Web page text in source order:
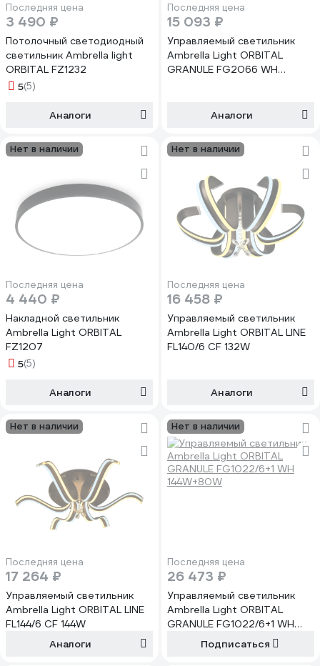
Последняя цена
3 490 ₽
Потолочный светодиодный
светильник Ambrella light
ORBITAL FZ1232
5(5)
Аналоги
Последняя цена
15 093 ₽
Управляемый светильник
Ambrella Light ORBITAL
GRANULE FG2066 WH
Аналоги
Нет в наличии
Последняя цена
4 440 ₽
Накладной светильник
Ambrella Light ORBITAL
FZ1207
5(5)
Аналоги
Нет в наличии
Последняя цена
16 458 ₽
Управляемый светильник
Ambrella Light ORBITAL LINE
FL140/6 CF 132W
Аналоги
Нет в наличии
Последняя цена
17 264 ₽
Управляемый светильник
Ambrella Light ORBITAL LINE
FL144/6 CF 144W
Аналоги
Нет в наличии
Последняя цена
26 473 ₽
Управляемый светильник
Ambrella Light ORBITAL
GRANULE FG1022/6+1 WH
144W+80WПодписаться